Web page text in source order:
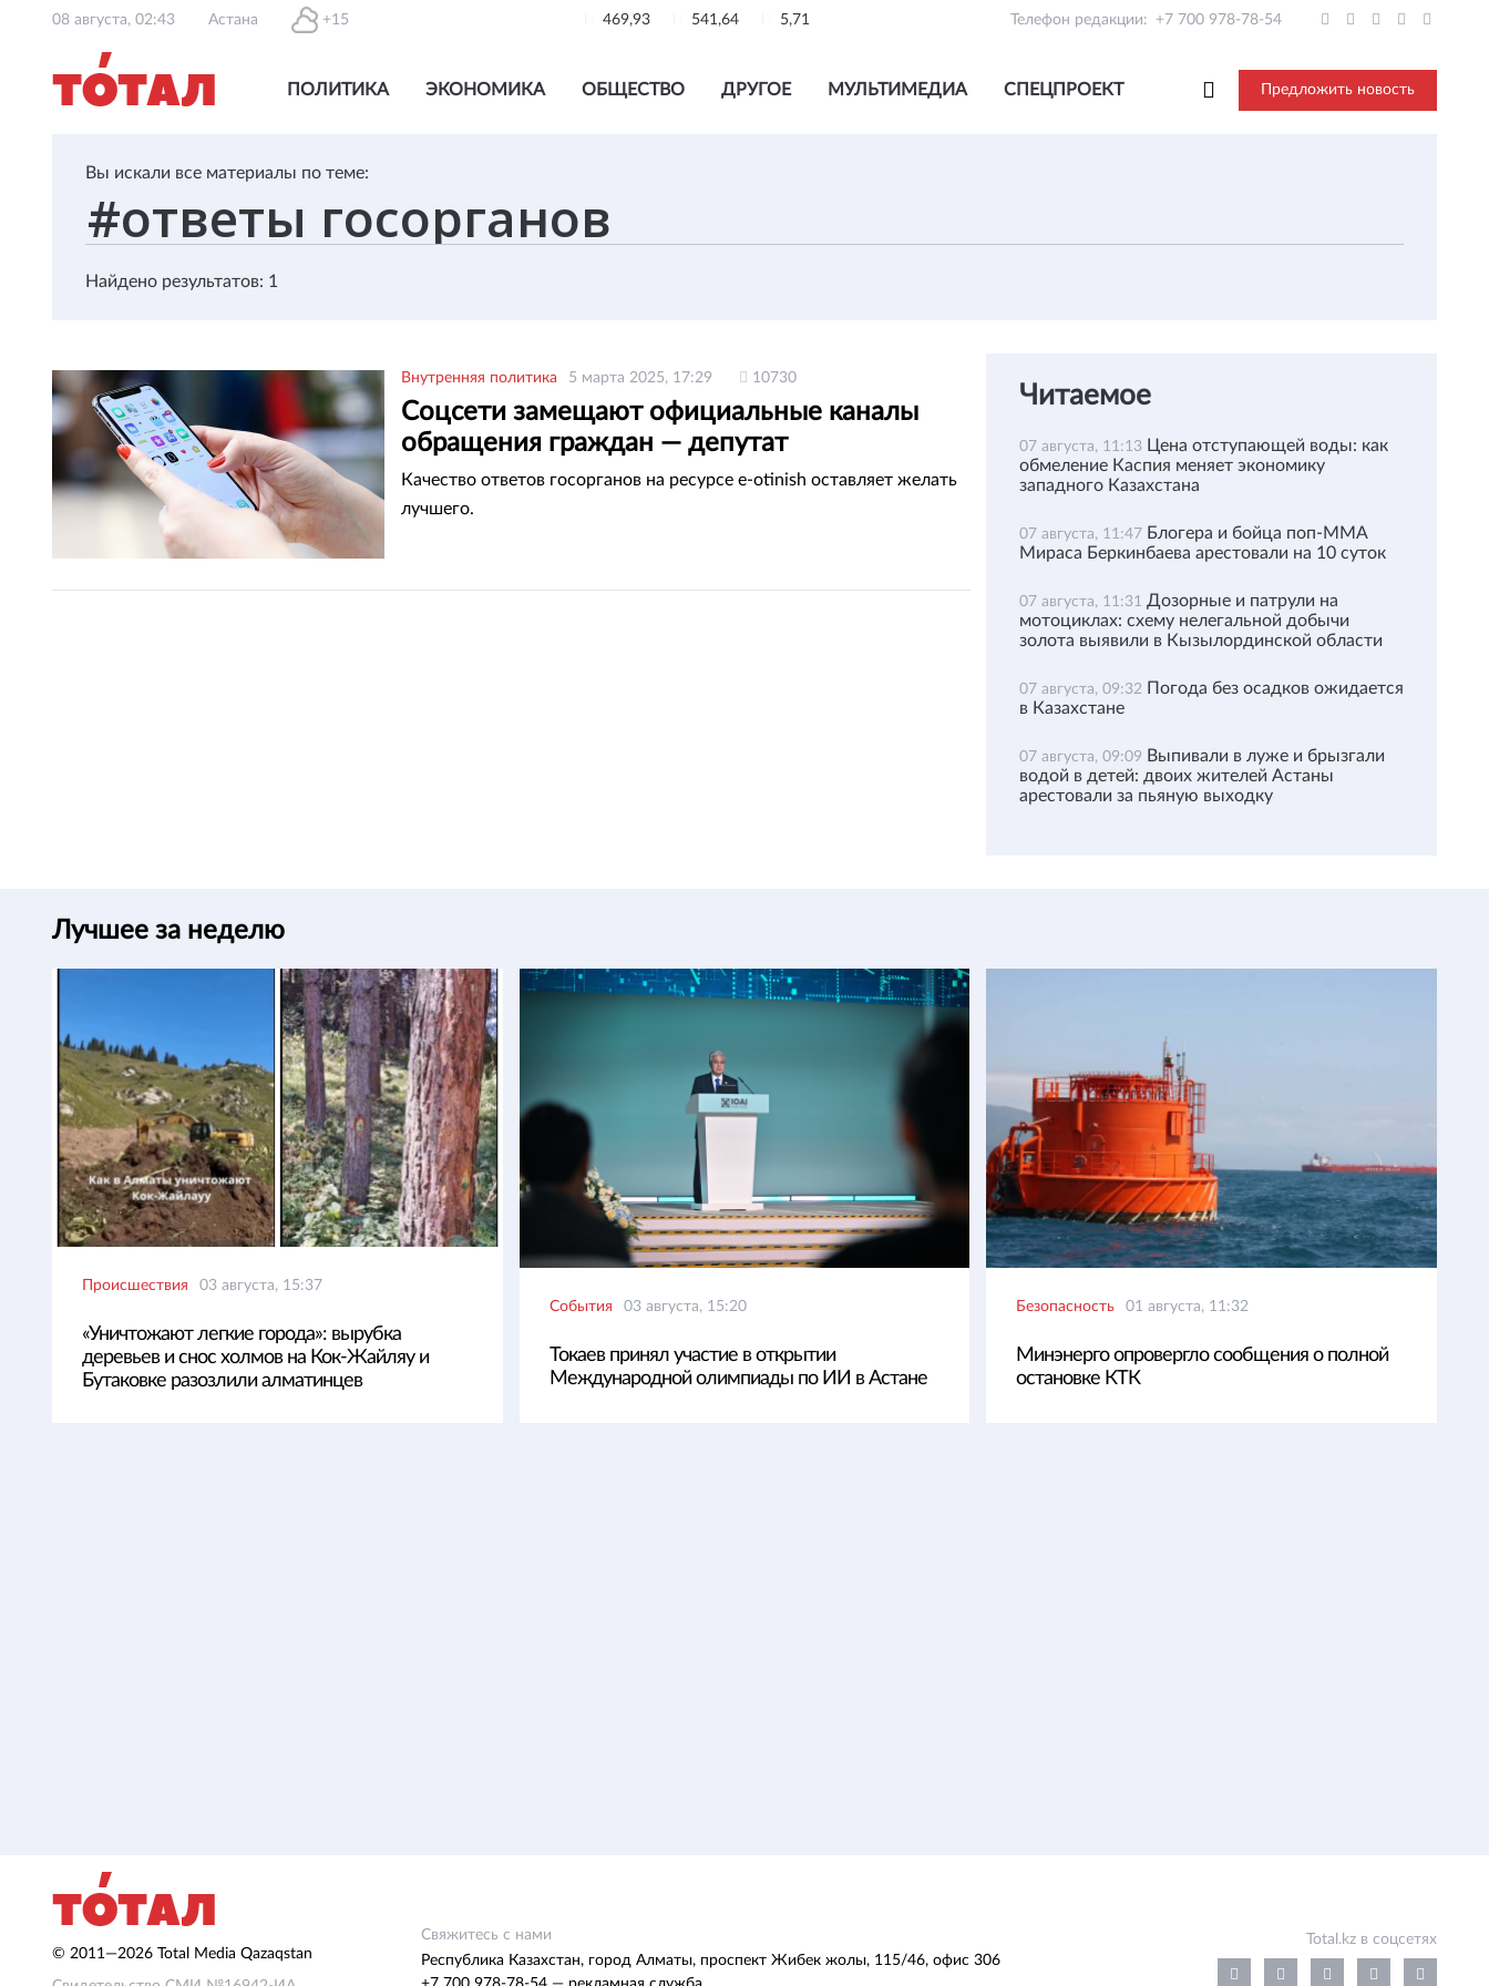
08 августа, 02:43 Астана +15 469,93 541,64 5,71 Телефон редакции: +7 700 978-78-54
ПОЛИТИКА ЭКОНОМИКА ОБЩЕСТВО ДРУГОЕ МУЛЬТИМЕДИА СПЕЦПРОЕКТ Предложить новость
Вы искали все материалы по теме:
Найдено результатов: 1
Внутренняя политика 5 марта 2025, 17:29 10730
Соцсети замещают официальные каналы
обращения граждан — депутат
Качество ответов госорганов на ресурсе e-оtinish оставляет желать
лучшего.
Читаемое
07 августа, 11:13 Цена отступающей воды: как
обмеление Каспия меняет экономику
западного Казахстана
07 августа, 11:47 Блогера и бойца поп-ММА
Мираса Беркинбаева арестовали на 10 суток
07 августа, 11:31 Дозорные и патрули на
мотоциклах: схему нелегальной добычи
золота выявили в Кызылординской области
07 августа, 09:32 Погода без осадков ожидается
в Казахстане
07 августа, 09:09 Выпивали в луже и брызгали
водой в детей: двоих жителей Астаны
арестовали за пьяную выходку
Лучшее за неделю
Происшествия 03 августа, 15:37
«Уничтожают легкие города»: вырубка
деревьев и снос холмов на Кок-Жайляу и
Бутаковке разозлили алматинцев
События 03 августа, 15:20
Токаев принял участие в открытии
Международной олимпиады по ИИ в Астане
Безопасность 01 августа, 11:32
Минэнерго опровергло сообщения о полной
остановке КТК
© 2011—2026 Total Media Qazaqstan
Свяжитесь с нами
Республика Казахстан, город Алматы, проспект Жибек жолы, 115/46, офис 306
Total.kz в соцсетях